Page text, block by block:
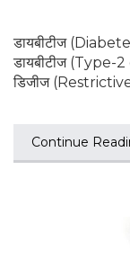
डायबीटीज
डायबीटीज (Type-2
डिजीज
Continue